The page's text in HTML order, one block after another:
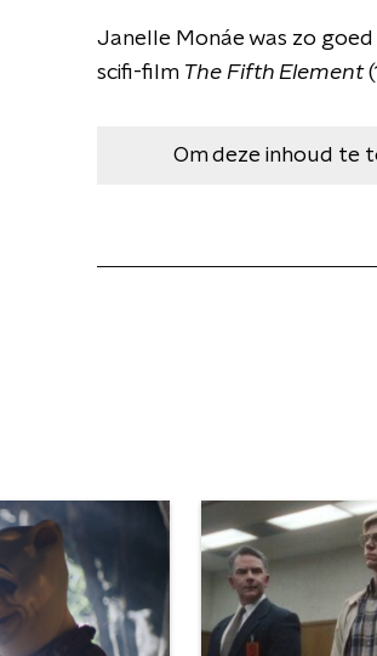
Janelle Monáe was zo
scifi-film The Fifth Element
Om deze inhoud te